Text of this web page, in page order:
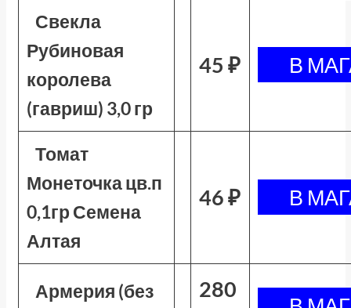
Свекла
Рубиновая
королева
(гавриш) 3,0 гр
45 ₽
Томат
Монеточка цв.п
0,1гр Семена
Алтая
46 ₽
Армерия (без
280